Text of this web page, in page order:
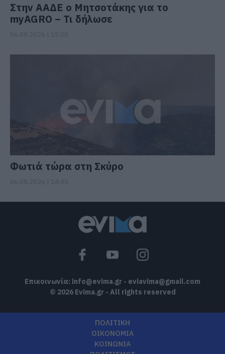
Στην ΑΑΔΕ ο Μητσοτάκης για το
myAGRO – Τι δήλωσε
Φωτιά τώρα στη Σκύρο
Επικοινωνία: info@evima.gr - eviavima@gmail.com
© 2026 Evima.gr - All rights reserved
ΠΟΛΙΤΙΚΗ
ΟΙΚΟΝΟΜΙΑ
ΚΟΙΝΩΝΙΑ